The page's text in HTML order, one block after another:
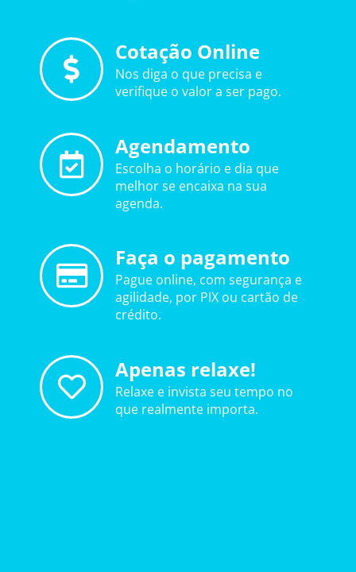
Cotação Online
Nos diga o que precisa e
verifique o valor a ser pago.
Agendamento
Escolha o horário e dia que
melhor se encaixa na sua
agenda.
Faça o pagamento
Pague online, com segurança e
agilidade, por PIX ou cartão de
crédito.
Apenas relaxe!
Relaxe e invista seu tempo no
que realmente importa.